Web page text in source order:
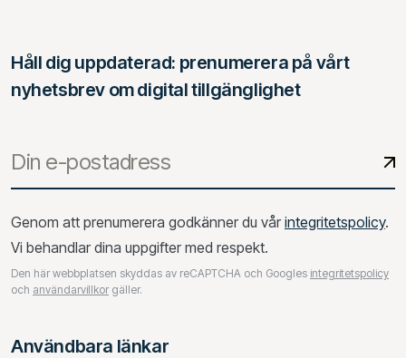
Håll dig uppdaterad: prenumerera på vårt
nyhetsbrev om digital tillgänglighet
Genom att prenumerera godkänner du vår integritetspolicy.
Vi behandlar dina uppgifter med respekt.
Den här webbplatsen skyddas av reCAPTCHA och Googles integritetspolicy
och användarvillkor gäller.
Användbara länkar